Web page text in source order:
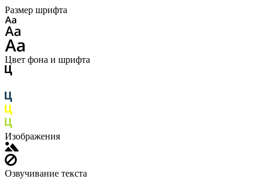
Размер шрифта
Цвет фона и шрифта
Изображения
Озвучивание текста